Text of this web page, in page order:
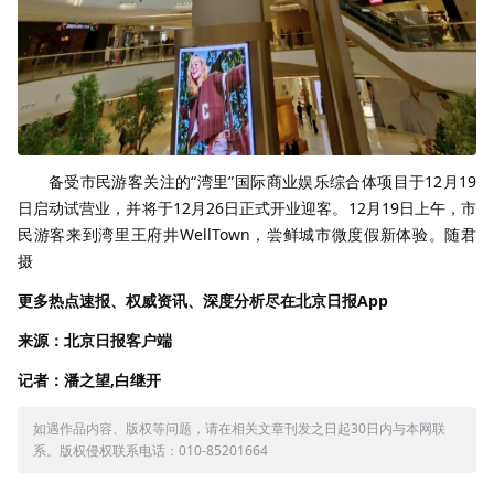
备受市民游客关注的“湾里”国际商业娱乐综合体项目于12月19
日启动试营业，并将于12月26日正式开业迎客。12月19日上午，市
民游客来到湾里王府井WellTown，尝鲜城市微度假新体验。随君
摄
更多热点速报、权威资讯、深度分析尽在北京日报App
来源：北京日报客户端
记者：潘之望,白继开
如遇作品内容、版权等问题，请在相关文章刊发之日起30日内与本网联
系。版权侵权联系电话：010-85201664